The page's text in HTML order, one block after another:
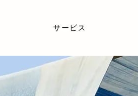
サービス